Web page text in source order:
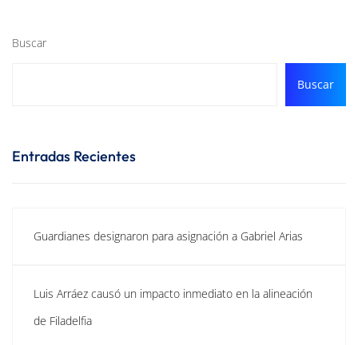
Buscar
Buscar
Entradas Recientes
Guardianes designaron para asignación a Gabriel Arias
Luis Arráez causó un impacto inmediato en la alineación
de Filadelfia